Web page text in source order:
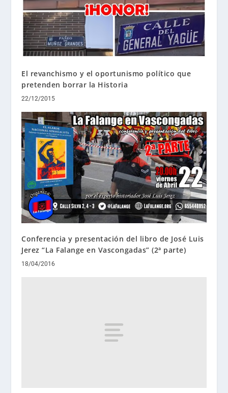
El revanchismo y el oportunismo político que
pretenden borrar la Historia
22/12/2015
Conferencia y presentación del libro de José Luis
Jerez “La Falange en Vascongadas” (2ª parte)
18/04/2016